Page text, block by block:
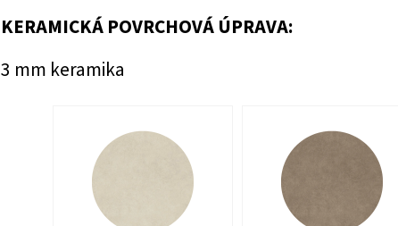
KERAMICKÁ POVRCHOVÁ ÚPRAVA:
3 mm keramika